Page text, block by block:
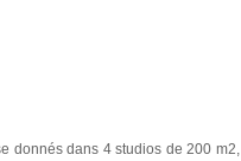
donnés dans 4 studios de 200 m2,